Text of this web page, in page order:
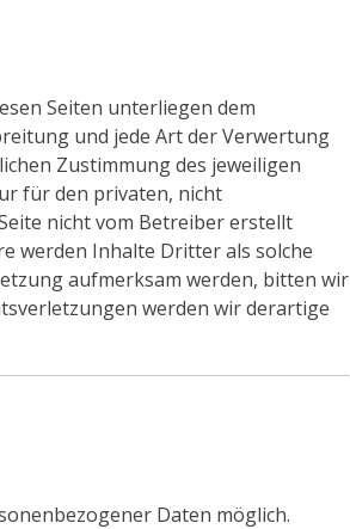
Seiten unterliegen dem
und jede Art der Verwertung
Zustimmung des jeweiligen
für den privaten, nicht
nicht vom Betreiber erstellt
werden Inhalte Dritter als solche
aufmerksam werden, bitten wir
werden wir derartige
Daten möglich.